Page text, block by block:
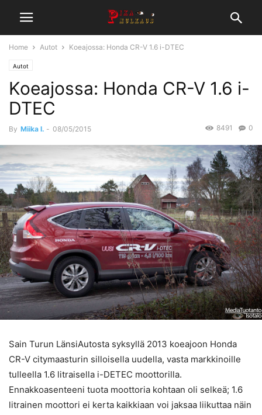
Home Autot Koeajossa: Honda CR-V 1.6 i-DTEC
Autot
Koeajossa: Honda CR-V 1.6 i-
DTEC
By Miika I. - 08/05/2015 0
8491
Sain Turun LänsiAutosta syksyllä 2013 koeajoon Honda
CR-V citymaasturin silloisella uudella, vasta markkinoille
tulleella 1.6 litraisella i-DETEC moottorilla.
Ennakkoasenteeni tuota moottoria kohtaan oli selkeä; 1.6
litrainen moottori ei kerta kaikkiaan voi jaksaa liikuttaa näin